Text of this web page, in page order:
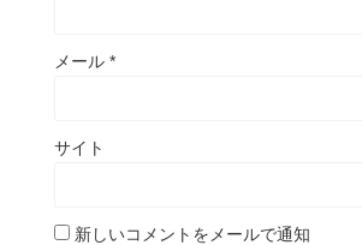
メール *
サイト
新しいコメントをメールで通知